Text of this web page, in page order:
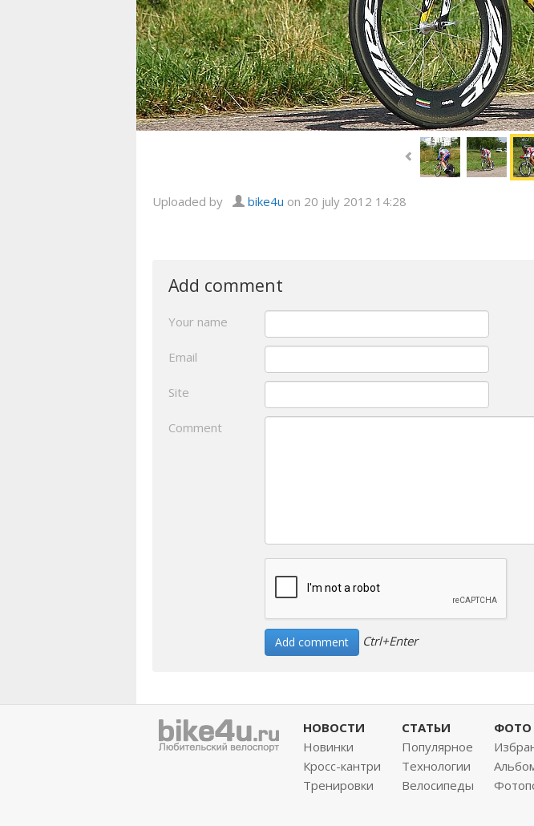
Uploaded by bike4u on 20 july 2012 14:28
Add comment
Your name
Email
Site
Comment
Ctrl+Enter
НОВОСТИ
Новинки
Кросс-кантри
Тренировки
СТАТЬИ
Популярное
Технологии
Велосипеды
ФОТО